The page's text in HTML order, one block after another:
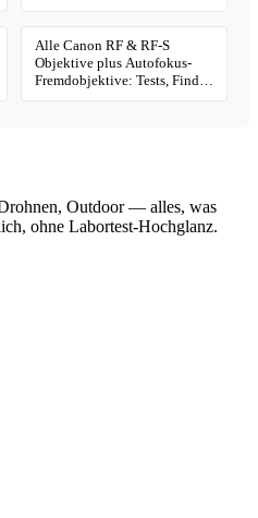
Alle Canon RF & RF-S
Objektive plus Autofokus-
Fremdobjektive: Tests, Finder
Outdoor — alles, was
ohne Labortest-Hochglanz.